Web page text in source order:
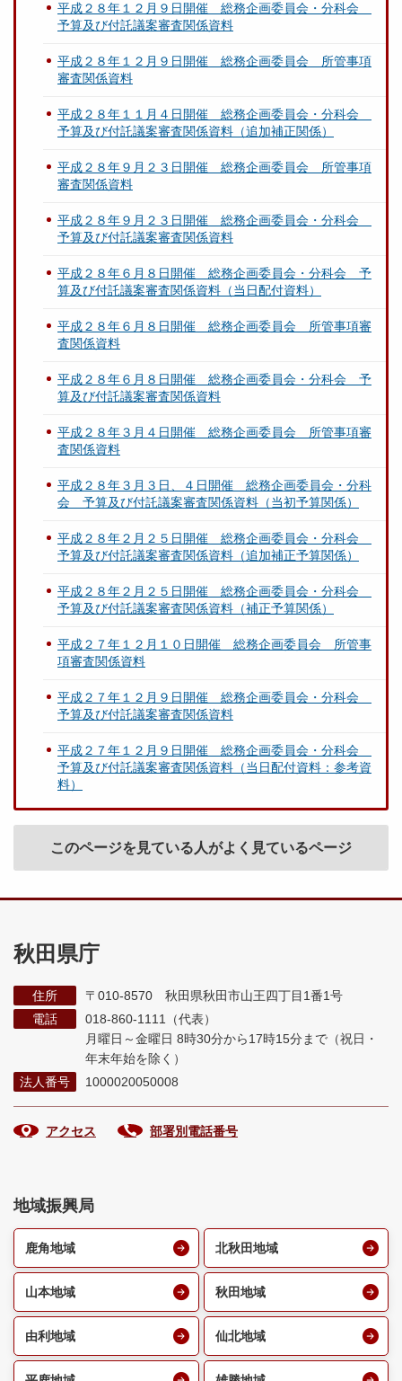
平成２８年１２月９日開催 総務企画委員会・分科会
予算及び付託議案審査関係資料
平成２８年１２月９日開催 総務企画委員会 所管事項
審査関係資料
平成２８年１１月４日開催 総務企画委員会・分科会
予算及び付託議案審査関係資料（追加補正関係）
平成２８年９月２３日開催 総務企画委員会 所管事項
審査関係資料
平成２８年９月２３日開催 総務企画委員会・分科会
予算及び付託議案審査関係資料
平成２８年６月８日開催 総務企画委員会・分科会 予
算及び付託議案審査関係資料（当日配付資料）
平成２８年６月８日開催 総務企画委員会 所管事項審
査関係資料
平成２８年６月８日開催 総務企画委員会・分科会 予
算及び付託議案審査関係資料
平成２８年３月４日開催 総務企画委員会 所管事項審
査関係資料
平成２８年３月３日、４日開催 総務企画委員会・分科
会 予算及び付託議案審査関係資料（当初予算関係）
平成２８年２月２５日開催 総務企画委員会・分科会
予算及び付託議案審査関係資料（追加補正予算関係）
平成２８年２月２５日開催 総務企画委員会・分科会
予算及び付託議案審査関係資料（補正予算関係）
平成２７年１２月１０日開催 総務企画委員会 所管事
項審査関係資料
平成２７年１２月９日開催 総務企画委員会・分科会
予算及び付託議案審査関係資料
平成２７年１２月９日開催 総務企画委員会・分科会
予算及び付託議案審査関係資料（当日配付資料：参考資
料）
このページを見ている人がよく見ているページ
秋田県庁
住所
〒010-8570 秋田県秋田市山王四丁目1番1号
電話
018-860-1111（代表）
月曜日～金曜日 8時30分から17時15分まで （祝日・
年末年始を除く）
法人番号
1000020050008
アクセス 部署別電話番号
地域振興局
鹿角地域 北秋田地域
山本地域 秋田地域
由利地域 仙北地域